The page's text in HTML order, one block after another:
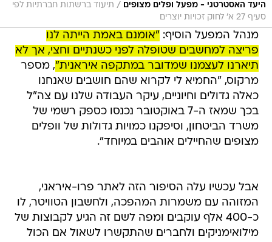
היעד האסטרטגי - מפעל ופלים מצופים / תיעוד ברשתות חברתיות לפי
סעיף 27 א' לחוק זכויות יוצרים
מנהל המפעל הוסיף: "אומנם באמת הייתה לנו
פריצה למחשבים שטופלה לפני כשנתיים וחצי, אך לא
תיארנו לעצמנו שמדובר במתקפה איראנית", מספר
מרקוס, "החמיא לי לקרוא שהם חושבים שאנחנו
כאלה גדולים וחיוניים, עיקר העבודה שלנו עם צה"ל
בכך שמאז ה-7 באוקטובר נכנסו כספק רשמי של
משרד הביטחון, וסיפקנו כמויות גדולות של וופלים
מצופים שהחיילים אוהבים במיוחד".
אבל עכשיו עלה הסיפור הזה לאתר פרו-איראני,
המזוהה עם משמרות המהפכה, ולחשבון הטוויטר, לו
כ-400 אלף עוקבים ומפה לשם זה הגיע לקבוצות של
מילואימניקים ולחברים שהתקשרו לשאול אם הכול